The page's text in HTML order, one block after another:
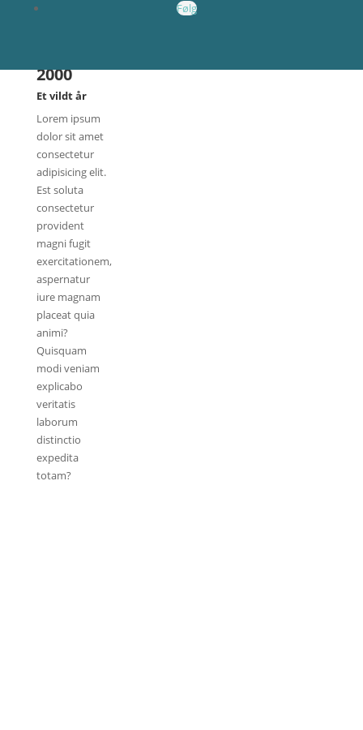
2000
Et vildt år
Lorem ipsum
dolor sit amet
consectetur
adipisicing elit.
Est soluta
consectetur
provident
magni fugit
exercitationem,
aspernatur
iure magnam
placeat quia
animi?
Quisquam
modi veniam
explicabo
veritatis
laborum
distinctio
expedita
totam?
Følg